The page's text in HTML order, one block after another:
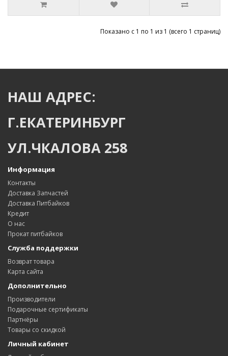
Показано с 1 по 1 из 1 (всего 1 страниц)
НАШ АДРЕС:
Г.ЕКАТЕРИНБУРГ
УЛ.ЧКАЛОВА 258
Информация
Контакты
Доставка Запчастей
Доставка Питбайков
Кредит
О нас
Прокат питбайков
Служба поддержки
Возврат товара
Карта сайта
Дополнительно
Производители
Подарочные сертификаты
Партнёры
Товары со скидкой
Личный кабинет